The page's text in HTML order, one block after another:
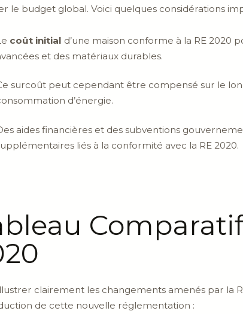
le budget global. Voici quelques considérations
coût initial d’une maison conforme à la RE 2020
et des matériaux durables.
surcoût peut cependant être compensé sur le
d’énergie.
aides financières et des subventions
liés à la conformité avec la RE 2020.
clairement les changements amenés par la
de cette nouvelle réglementation :